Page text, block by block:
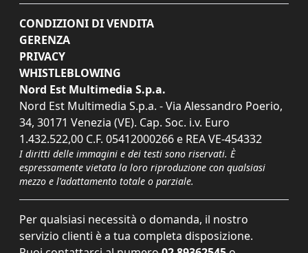
CONDIZIONI DI VENDITA
GERENZA
PRIVACY
WHISTLEBLOWING
Nord Est Multimedia S.p.a.
Nord Est Multimedia S.p.a. - Via Alessandro Poerio,
34, 30171 Venezia (VE). Cap. Soc. i.v. Euro
1.432.522,00 C.F. 05412000266 e REA VE-454332
I diritti delle immagini e dei testi sono riservati. È
espressamente vietata la loro riproduzione con qualsiasi
mezzo e l'adattamento totale o parziale.
Per qualsiasi necessità o domanda, il nostro
servizio clienti è a tua completa disposizione.